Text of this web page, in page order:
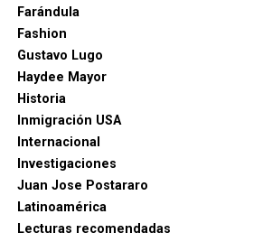
Farándula
Fashion
Gustavo Lugo
Haydee Mayor
Historia
Inmigración USA
Internacional
Investigaciones
Juan Jose Postararo
Latinoamérica
Lecturas recomendadas